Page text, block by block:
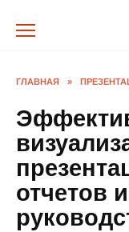
ГЛАВНАЯ »
отчетов